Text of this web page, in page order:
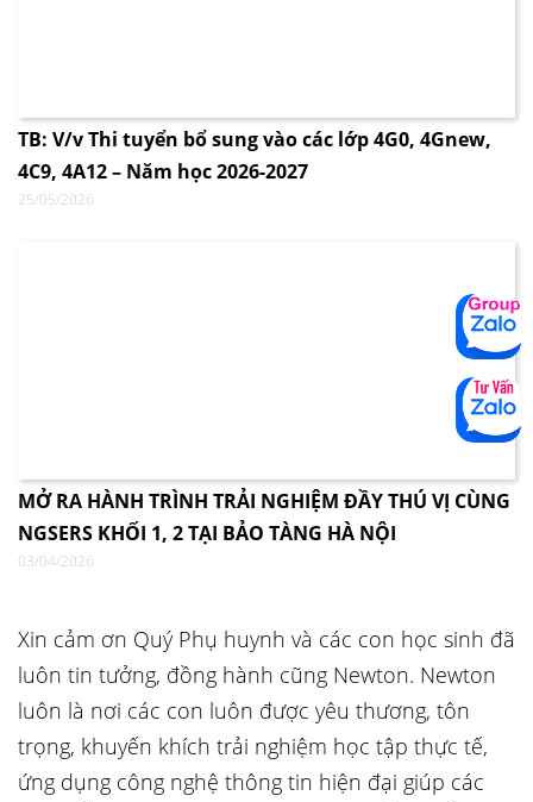
TB: V/v Thi tuyển bổ sung vào các lớp 4G0, 4Gnew,
4C9, 4A12 – Năm học 2026-2027
25/05/2026
MỞ RA HÀNH TRÌNH TRẢI NGHIỆM ĐẦY THÚ VỊ CÙNG
NGSERS KHỐI 1, 2 TẠI BẢO TÀNG HÀ NỘI
03/04/2026
Xin cảm ơn Quý Phụ huynh và các con học sinh đã
luôn tin tưởng, đồng hành cũng Newton. Newton
luôn là nơi các con luôn được yêu thương, tôn
trọng, khuyến khích trải nghiệm học tập thực tế,
ứng dụng công nghệ thông tin hiện đại giúp các